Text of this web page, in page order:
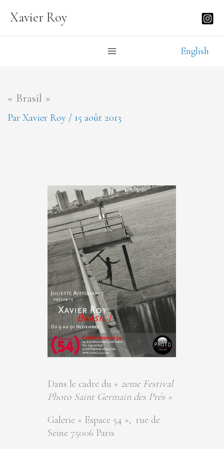
Xavier Roy
English
« Brasil »
Par Xavier Roy / 15 août 2013
Dans le cadre du « 2eme Festival
Photo Saint Germain des Prés »
Galerie « Espace 54 », rue de
Seine 75006 Paris